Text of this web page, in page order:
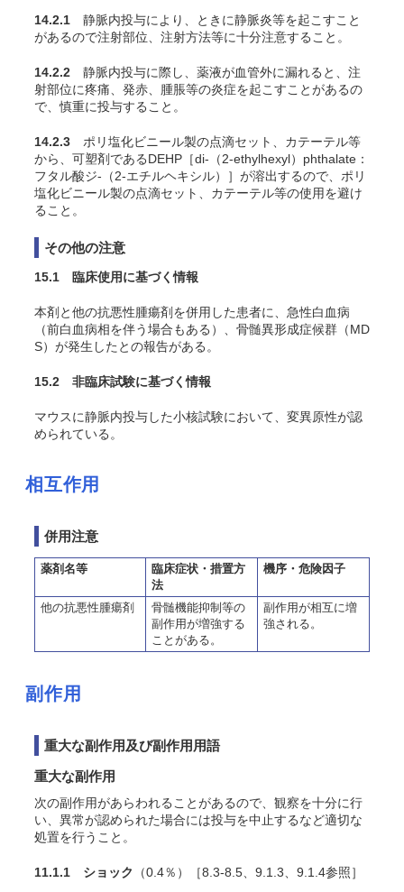
14.2.1 静脈内投与により、ときに静脈炎等を起こすこと
があるので注射部位、注射方法等に十分注意すること。
14.2.2 静脈内投与に際し、薬液が血管外に漏れると、注
射部位に疼痛、発赤、腫脹等の炎症を起こすことがあるの
で、慎重に投与すること。
14.2.3 ポリ塩化ビニール製の点滴セット、カテーテル等
から、可塑剤であるDEHP［di-（2-ethylhexyl）phthalate：
フタル酸ジ-（2-エチルヘキシル）］が溶出するので、ポリ
塩化ビニール製の点滴セット、カテーテル等の使用を避け
ること。
その他の注意
15.1 臨床使用に基づく情報
本剤と他の抗悪性腫瘍剤を併用した患者に、急性白血病
（前白血病相を伴う場合もある）、骨髄異形成症候群（MD
S）が発生したとの報告がある。
15.2 非臨床試験に基づく情報
マウスに静脈内投与した小核試験において、変異原性が認
められている。
相互作用
併用注意
薬剤名等
臨床症状・措置方
法
機序・危険因子
他の抗悪性腫瘍剤
骨髄機能抑制等の
副作用が増強する
ことがある。
副作用が相互に増
強される。
副作用
重大な副作用及び副作用用語
重大な副作用
次の副作用があらわれることがあるので、観察を十分に行
い、異常が認められた場合には投与を中止するなど適切な
処置を行うこと。
11.1.1 ショック （0.4％）［8.3-8.5、9.1.3、9.1.4参照］